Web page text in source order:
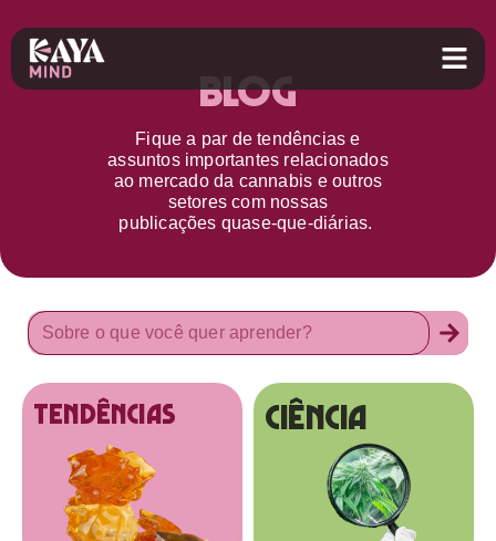
Blog
Fique a par detendências e
assuntos importantes relacionados
ao mercado da cannabis e outros
setorescom nossas
publicações quase-que-diárias.
tendências Ciência